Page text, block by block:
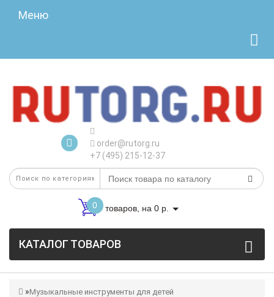
Меню
order@rutorg.ru
+7 (495) 215-12-37
0 товаров, на 0 р.
КАТАЛОГ ТОВАРОВ
Музыкальные инструменты для детей